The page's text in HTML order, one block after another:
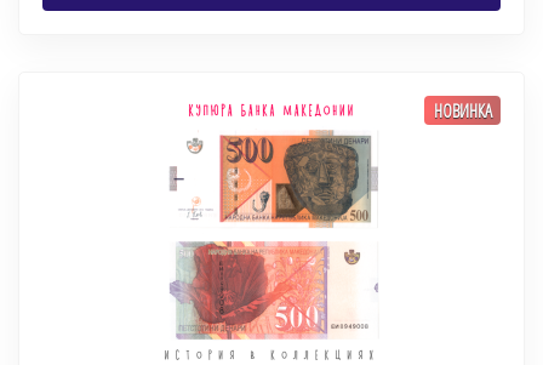
НОВИНКА